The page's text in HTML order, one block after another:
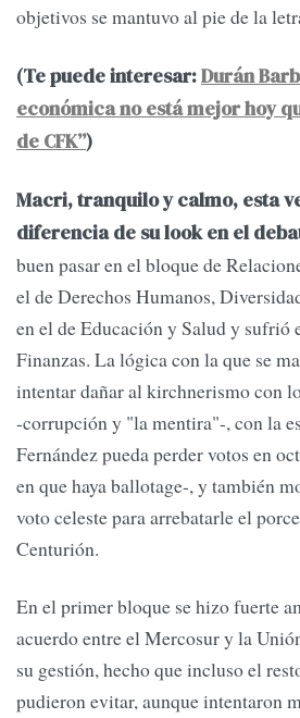
objetivos se mantuvo al pie de la
(Te puede interesar:Durán
económica no está mejor hoy
de CFK”)
Macri, tranquilo y calmo, esta
diferencia de su look en el
buen pasar en el bloque de
el de Derechos Humanos,
en el de Educación y Salud y sufrió
Finanzas. La lógica con la que se
intentar dañar al kirchnerismo con
-corrupción y "la mentira"-, con la
Fernández pueda perder votos en
en que haya ballotage-, y también
voto celeste para arrebatarle el
Centurión.
En el primer bloque se hizo fuerte
acuerdo entre el Mercosur y la
su gestión, hecho que incluso el
pudieron evitar, aunque intentaron